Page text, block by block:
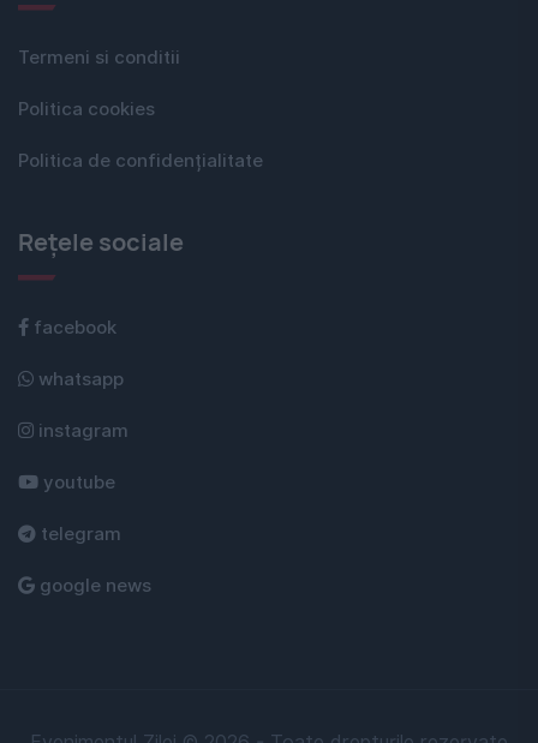
Termeni si conditii
Politica cookies
Politica de confidențialitate
Rețele sociale
facebook
whatsapp
instagram
youtube
telegram
google news